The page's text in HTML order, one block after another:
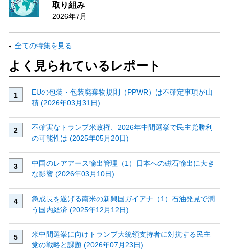
取り組み
2026年7月
全ての特集を見る
よく見られているレポート
EUの包装・包装廃棄物規則（PPWR）は不確定事項が山
積 (2026年03月31日)
不確実なトランプ米政権、2026年中間選挙で民主党勝利
の可能性は (2025年05月20日)
中国のレアアース輸出管理（1）日本への磁石輸出に大き
な影響 (2026年03月10日)
急成長を遂げる南米の新興国ガイアナ（1）石油発見で潤
う国内経済 (2025年12月12日)
米中間選挙に向けトランプ大統領支持者に対抗する民主
党の戦略と課題 (2026年07月23日)